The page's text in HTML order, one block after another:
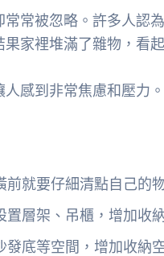
常被忽略。許多人認
家裡堆滿了雜物，看
感到非常焦慮和壓力
前就要仔細清點自己的
置層架、吊櫃，增加收
發底等空間，增加收納